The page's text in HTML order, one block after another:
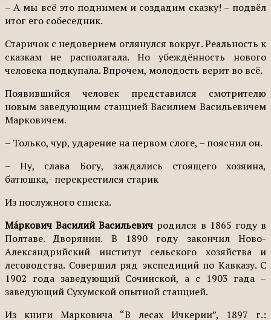
– А мы всё это поднимем и создадим сказку! – подвёл
итог его собеседник.
Старичок с недоверием оглянулся вокруг. Реальность к
сказкам не располагала. Но убеждённость нового
человека подкупала. Впрочем, молодость верит во всё.
Появившийся человек представился смотрителю
новым заведующим станцией Василием Васильевичем
Марковичем.
– Только, чур, ударение на первом слоге, – пояснил он.
– Ну, слава Богу, заждались стоящего хозяина,
батюшка,- перекрестился старик
Из послужного списка.
Ма́ркович Василий Васильевич родился в 1865 году в
Полтаве. Дворянин. В 1890 году закончил Ново-
Александрийский институт сельского хозяйства и
лесоводства. Совершил ряд экспедиций по Кавказу. С
1902 года заведующий Сочинской, а с 1903 гада –
заведующий Сухумской опытной станцией.
Из книги Марковича “В лесах Ичкерии”, 1897 г.: